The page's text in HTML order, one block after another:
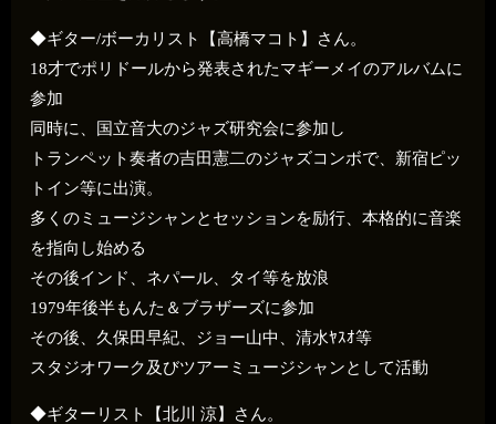
◆ギター/ボーカリスト【高橋マコト】さん。
18才でポリドールから発表されたマギーメイのアルバムに
参加
同時に、国立音大のジャズ研究会に参加し
トランペット奏者の吉田憲二のジャズコンボで、新宿ピッ
トイン等に出演。
多くのミュージシャンとセッションを励行、本格的に音楽
を指向し始める
その後インド、ネパール、タイ等を放浪
1979年後半もんた＆ブラザーズに参加
その後、久保田早紀、ジョー山中、清水ﾔｽｵ等
スタジオワーク及びツアーミュージシャンとして活動
◆ギターリスト【北川 涼】さん。